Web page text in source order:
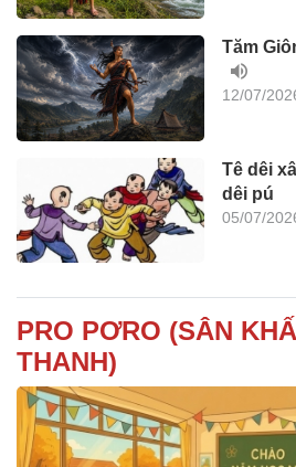
Tăm
12/07/
Tê dêi
dêi pú
05/07/
PRO PƠRO (SÂN
THANH)